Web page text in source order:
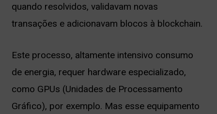
quando resolvidos, validavam novas
transações e adicionavam blocos à blockchain.
Este processo, altamente intensivo consumo
de energia, requer hardware especializado,
como GPUs (Unidades de Processamento
Gráfico), por exemplo. Mas esse equipamento